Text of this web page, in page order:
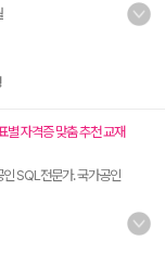
별 자격증 맞춤 추천 교재
인 SQL전문가. 국가공인